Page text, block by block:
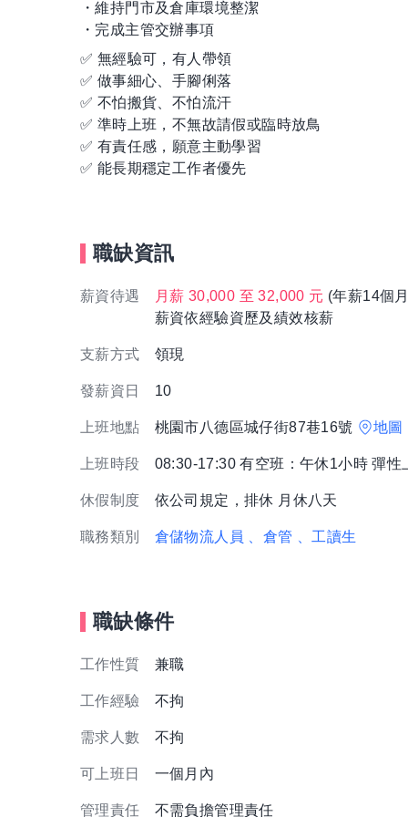
・維持門市及倉庫環境整潔
・完成主管交辦事項
✅ 無經驗可，有人帶領
✅ 做事細心、手腳俐落
✅ 不怕搬貨、不怕流汗
✅ 準時上班，不無故請假或臨時放鳥
✅ 有責任感，願意主動學習
✅ 能長期穩定工作者優先
職缺資訊
薪資待遇 月薪 30,000 至 32,000 元 (年薪14個
薪資依經驗資歷及績效核薪
支薪方式 領現
發薪資日 10
上班地點 桃園市八德區城仔街87巷16號 地圖
上班時段 08:30-17:30 有空班：午休1小時 彈性
休假制度 依公司規定，排休 月休八天
職務類別 倉儲物流人員 、倉管 、工讀生
職缺條件
工作性質 兼職
工作經驗 不拘
需求人數 不拘
可上班日 一個月內
管理責任 不需負擔管理責任